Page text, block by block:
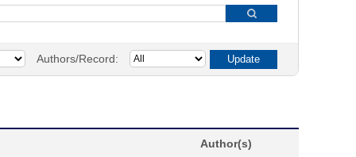
Authors/Record:
Author(s)